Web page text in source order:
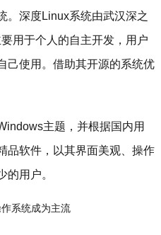
。深度Linux系统由武汉深之
用于个人的自主开发，用户
己使用。借助其开源的系统优
主题，并根据国内用
品软件，以其界面美观、操作
的用户。